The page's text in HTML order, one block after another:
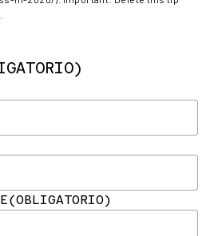
(OBLIGATORIO)